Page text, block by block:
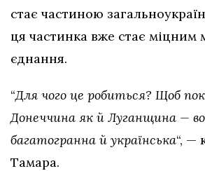
стає частиною
ця частинка вже стає міцним
єднання.
“Для чого це робиться? Щоб
Донеччина як й Луганщина —
багатогранна й українська“, —
Тамара.